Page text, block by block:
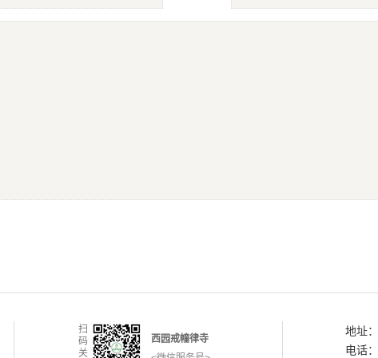
扫
码
关
西园戒幢律寺
地址：
电话：